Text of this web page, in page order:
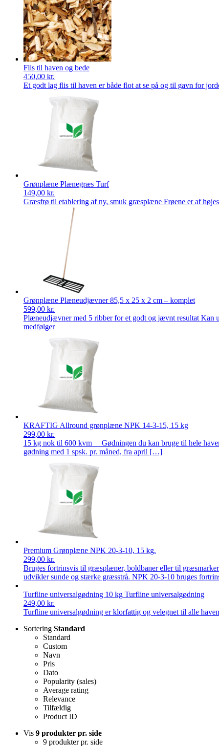
Flis til haven og bede
450,00 kr.
Et godt lag flis til haven er både flot at se på og til gavn for
Grønplæne Plænegræs Turf
149,00 kr.
Græsfrø til etablering af ny, smuk græsplæne Frøene er af
Grønplæne Plæneudjævner 85,5 x 25 x 2 cm – komplet
599,00 kr.
Plæneudjævner med 5 ribber for et godt og jævnt resultat Kan
medfølger
KRAFTIG Allround grønplæne NPK 14-3-15, 15 kg
299,00 kr.
15 kg nok til 600 kvm Gødningen du kan bruge til hele
gødning med 1 spsk. pr. måned, fra april […]
Premium Grønplæne NPK 20-3-10, 15 kg.
299,00 kr.
Bruges fortrinsvis til græsplæner, boldbaner eller til
udvikler sunde og stærke græsstrå. NPK 20-3-10 bruges
Turfline universalgødning 10 kg Turfline universalgødning
249,00 kr.
Turfline universalgødning er klorfattig og velegnet til alle
Sortering Standard
Standard
Custom
Navn
Pris
Dato
Popularity (sales)
Average rating
Relevance
Tilfældig
Product ID
Vis 9 produkter pr. side
9 produkter pr. side